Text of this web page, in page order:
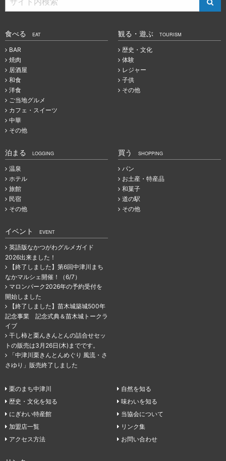
食べる EAT
BAR
焼肉
居酒屋
和食
洋食
ご当地グルメ
カフェ・スイーツ
中華
その他
観る・遊ぶ TOURISM
歴史・文化
体験
レジャー
子供
その他
泊まる LOGGING
温泉
ホテル
旅館
民宿
その他
買う SHOPPING
パン
お土産・特産品
和菓子
道の駅
その他
イベント EVENT
英語版なかつがわグルメガイド
2026出来ました！
【終了しました】第6回中津川まち
なかマルシェ開催！（6/7）
マロンパーク2026年の予約受付を
開始しました
【終了しました】苗木城築城500年
記念事業 記念式典＆苗木城トークラ
イブ
干し柿と栗んきんとんの詰合せセッ
トの販売は3月26日(木)までです。
「中津川栗きんとんめぐり 風流・さ
さゆり」販売終了しました
栗のまち中津川
自然を知る
歴史・文化を知る
味わいを知る
にぎわい特産館
当協会について
加盟店一覧
リンク集
アクセス方法
お問い合わせ